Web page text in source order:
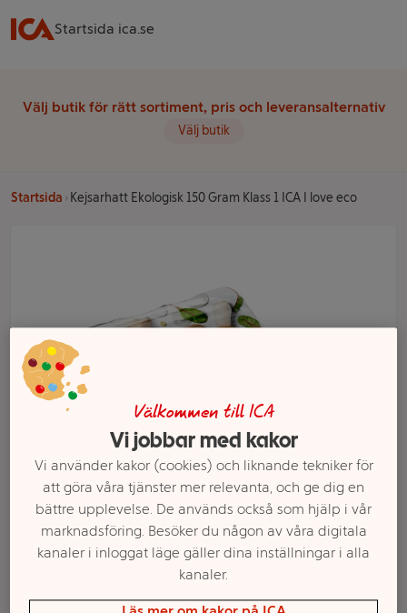
Startsida ica.se
Välj butik för rätt sortiment, pris och leveransalternativ
Välj butik
Startsida Kejsarhatt Ekologisk 150 Gram Klass 1 ICA I love eco
Välkommen till ICA
Vi jobbar med kakor
Vi använder kakor (cookies) och liknande tekniker för
att göra våra tjänster mer relevanta, och ge dig en
bättre upplevelse. De används också som hjälp i vår
marknadsföring. Besöker du någon av våra digitala
kanaler i inloggat läge gäller dina inställningar i alla
kanaler.